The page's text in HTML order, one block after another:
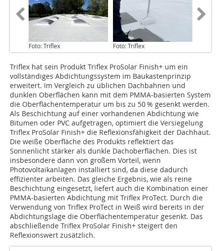
Foto: Triflex Foto: Triflex
Triflex hat sein Produkt Triflex ProSolar Finish+ um ein
vollständiges Abdichtungssystem im Baukastenprinzip
erweitert. Im Vergleich zu üblichen Dachbahnen und
dunklen Oberflächen kann mit dem PMMA-basierten System
die Oberflächentemperatur um bis zu 50 % gesenkt werden.
Als Beschichtung auf einer vorhandenen Abdichtung wie
Bitumen oder PVC aufgetragen, optimiert die Versiegelung
Triflex ProSolar Finish+ die Refle­xionsfähigkeit der Dachhaut.
Die weiße Ober­fläche des Produkts reflektiert das
Sonnenlicht ­stärker als dunkle Dachoberflächen. Dies ist
insbesondere dann von großem Vorteil, wenn
Photovoltaikanlagen installiert sind, da diese dadurch
effizienter arbeiten. Das gleiche Ergebnis, wie als reine
Beschichtung eingesetzt, liefert auch die Kombination einer
PMMA-basierten Abdichtung mit Triflex ProTect. Durch die
Verwendung von Triflex ProTect in Weiß wird bereits in der
Abdichtungslage die Oberflächentemperatur gesenkt. Das
abschließende Triflex ProSolar Finish+ steigert den
Reflexionswert zusätzlich.